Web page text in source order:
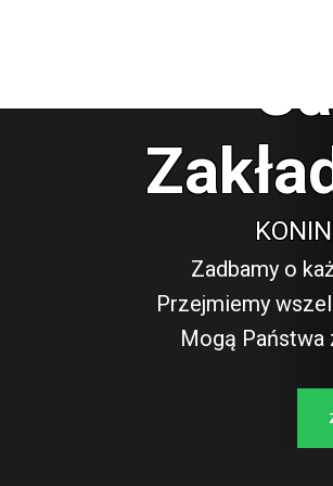
KONIN
Zadbamy o
Przejmiemy
Mogą Państwa